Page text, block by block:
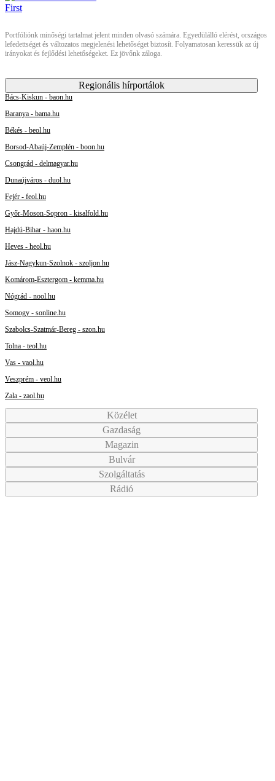
Portfóliónk minőségi tartalmat jelent minden olvasó számára. Egyedülálló elérést, országos
lefedettséget és változatos megjelenési lehetőséget biztosít. Folyamatosan keressük az új
irányokat és fejlődési lehetőségeket. Ez jövőnk záloga.
Regionális hírportálok
Bács-Kiskun - baon.hu
Baranya - bama.hu
Békés - beol.hu
Borsod-Abaúj-Zemplén - boon.hu
Csongrád - delmagyar.hu
Dunaújváros - duol.hu
Fejér - feol.hu
Győr-Moson-Sopron - kisalfold.hu
Hajdú-Bihar - haon.hu
Heves - heol.hu
Jász-Nagykun-Szolnok - szoljon.hu
Komárom-Esztergom - kemma.hu
Nógrád - nool.hu
Somogy - sonline.hu
Szabolcs-Szatmár-Bereg - szon.hu
Tolna - teol.hu
Vas - vaol.hu
Veszprém - veol.hu
Zala - zaol.hu
Közélet
Gazdaság
Magazin
Bulvár
Szolgáltatás
Rádió